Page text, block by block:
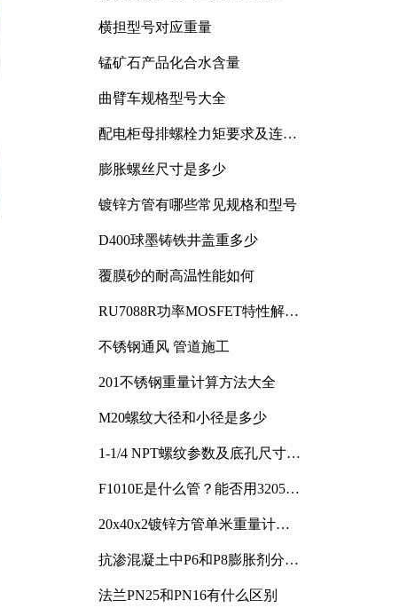
横担型号对应重量
锰矿石产品化合水含量
曲臂车规格型号大全
配电柜母排螺栓力矩要求及连接
膨胀螺丝尺寸是多少
镀锌方管有哪些常见规格和型号
D400球墨铸铁井盖重多少
覆膜砂的耐高温性能如何
RU7088R功率MOSFET特性解析
不锈钢通风 管道施工
201不锈钢重量计算方法大全
M20螺纹大径和小径是多少
1-1/4 NPT螺纹参数及底孔尺寸详
F1010E是什么管？能否用3205或
20x40x2镀锌方管单米重量计算
抗渗混凝土中P6和P8膨胀剂分别
法兰PN25和PN16有什么区别